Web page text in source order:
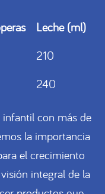
Leche (ml)
210
240
con más de
la importancia
el crecimiento
integral de la